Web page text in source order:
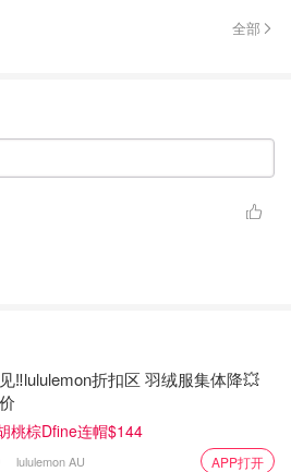
全部
‼️lululemon折扣区 羽绒服集体降💥
桃棕Dfine连帽$144
lululemon AU APP打开